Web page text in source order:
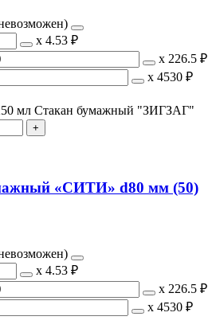
х 4.53 ₽
х 226.5 ₽
х 4530 ₽
мл Стакан бумажный "ЗИГЗАГ"
«СИТИ» d80 мм (50)
х 4.53 ₽
х 226.5 ₽
х 4530 ₽